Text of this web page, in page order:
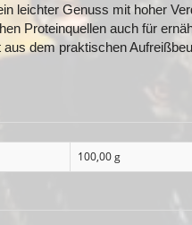
leichter Genuss mit hoher
Proteinquellen auch für
aus dem praktischen
100,00 g